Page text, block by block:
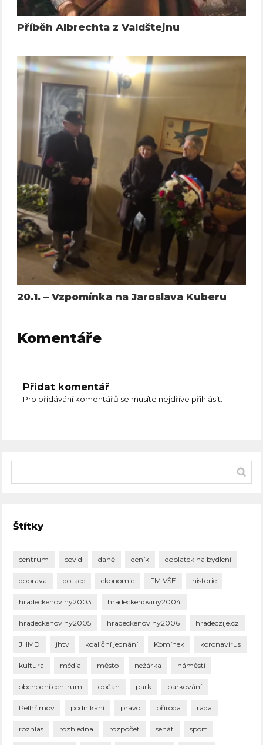
Příběh Albrechta z Valdštejnu
20.1. – Vzpomínka na Jaroslava Kuberu
Komentáře
Přidat komentář
Pro přidávání komentářů se musíte nejdříve přihlásit
Štítky
centrum covid daně deník doplatek na bydlení
doprava dotace ekonomie FM VŠE historie
hradeckenoviny2003 hradeckenoviny2004
hradeckenoviny2005 hradeckenoviny2006 hradeczije.cz
JHMD jhtv koaliční jednání Komínek koronavirus
kultura média město nežárka náměstí
obchodní centrum občan park parkování
Pelhřimov podnikání právo příroda rada
rozhlas rozhledna rozpočet senát sport